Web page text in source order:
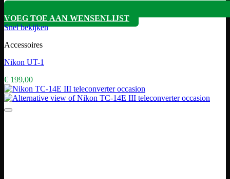
VOEG TOE AAN WENSENLIJST
Snel bekijken
Accessoires
Nikon UT-1
€ 199,00